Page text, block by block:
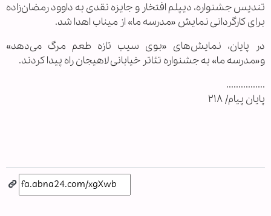
تندیس جشنواره، دیپلم افتخار و جایزه نقدی به داوود رمضان‌زاده
برای کارگردانی نمایش «مدرسه ما» از میناب اهدا شد.
در پایان، نمایش‌های «بوی سیب تازه طعم مرگ می‌دهد»
و«مدرسه ما» به جشنواره تئاتر خیابانی لاهیجان راه پیدا کردند.
................
پایان پیام/ ۲۱۸